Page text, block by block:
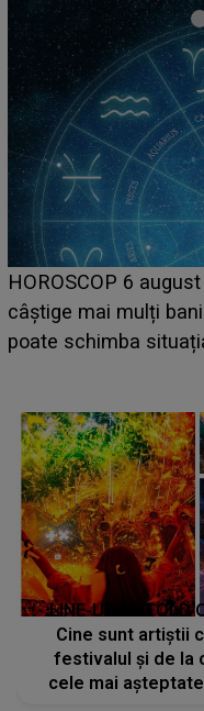
șansa să
îi
de lună
LINE-UP
scena
suedeză a
LINE-UP UNTOLD
Cine sunt artiștii
festivalul și de la
cele mai